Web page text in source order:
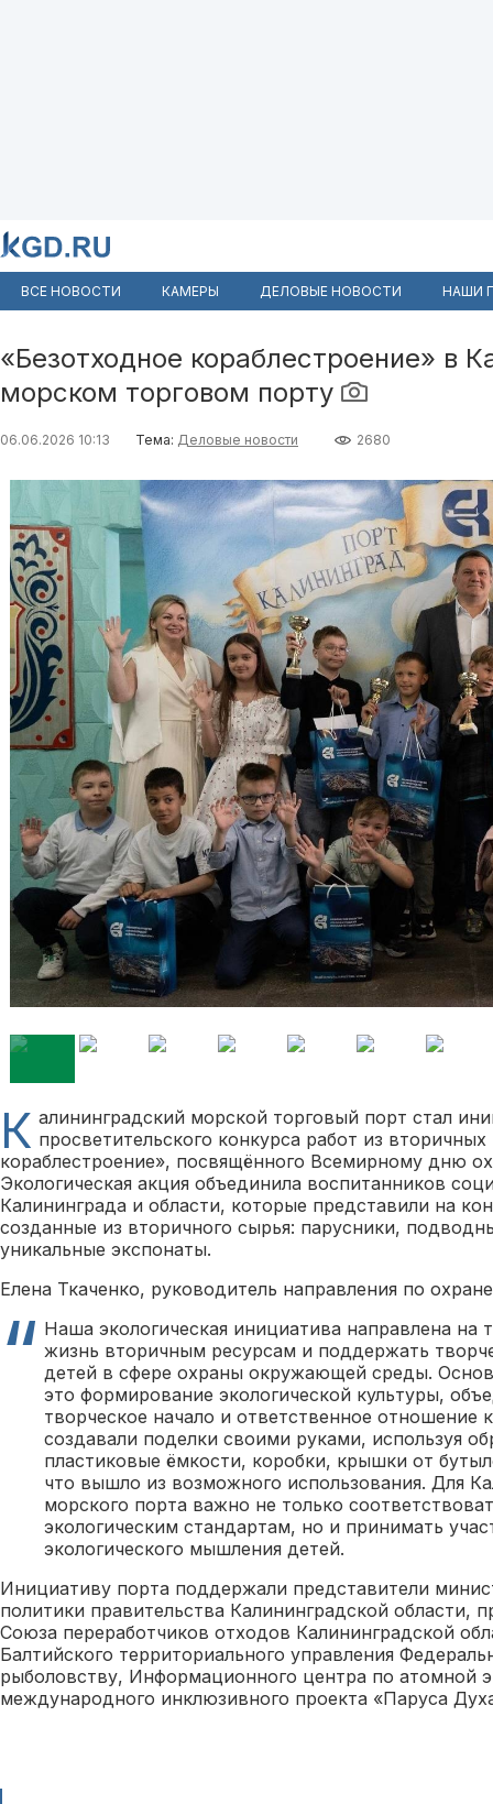
ВСЕ НОВОСТИ КАМЕРЫ ДЕЛОВЫЕ НОВОСТИ НАШИ
«Безотходное кораблестроение» в
морском торговом порту
06.06.2026 10:13 Тема: Деловые новости 2680
К алининградский морской торговый порт стал
просветительского конкурса работ из
кораблестроение», посвящённого Всемирному дню
Экологическая акция объединила воспитанников
Калининграда и области, которые представили на
созданные из вторичного сырья: парусники,
уникальные экспонаты.
Елена Ткаченко, руководитель направления по
Наша экологическая инициатива направлена на
жизнь вторичным ресурсам и поддержать
детей в сфере охраны окружающей среды.
это формирование экологической культуры,
творческое начало и ответственное отношение
создавали поделки своими руками, используя
пластиковые ёмкости, коробки, крышки от
что вышло из возможного использования. Для
морского порта важно не только
экологическим стандартам, но и принимать
экологического мышления детей.
Инициативу порта поддержали представители
политики правительства Калининградской области,
Союза переработчиков отходов Калининградской
Балтийского территориального управления
рыболовству, Информационного центра по атомной
международного инклюзивного проекта «Паруса